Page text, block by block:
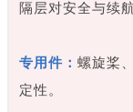
隔层对安全与续
专用件：螺旋桨
定性。